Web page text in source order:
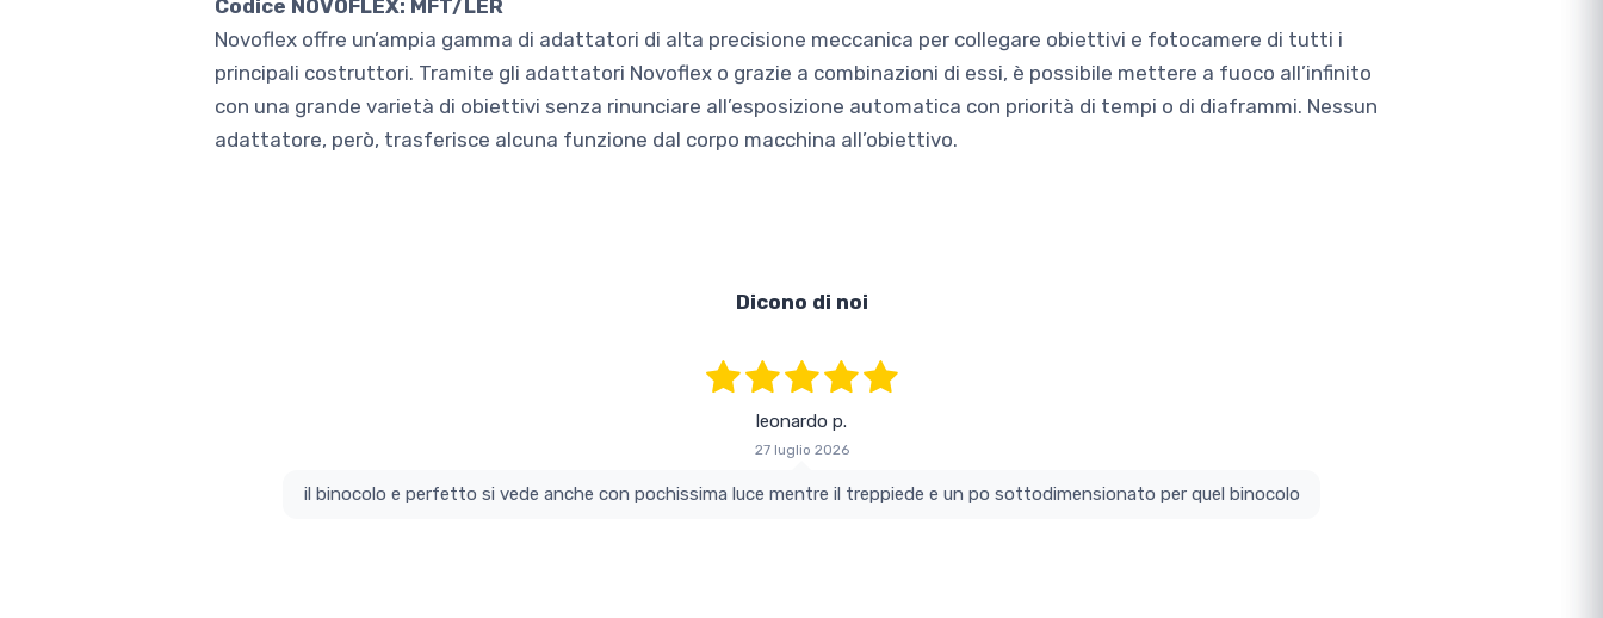
Codice NOVOFLEX: MFT/LER
Novoflex offre un’ampia gamma di adattatori di alta precisione meccanica per collegare obiettivi e fotocamere di tutti i
principali costruttori. Tramite gli adattatori Novoflex o grazie a combinazioni di essi, è possibile mettere a fuoco all’infinito
con una grande varietà di obiettivi senza rinunciare all’esposizione automatica con priorità di tempi o di diaframmi. Nessun
adattatore, però, trasferisce alcuna funzione dal corpo macchina all’obiettivo.
Dicono di noi
leonardo p.
27 luglio 2026
il binocolo e perfetto si vede anche con pochissima luce mentre il treppiede e un po sottodimensionato per quel binocolo